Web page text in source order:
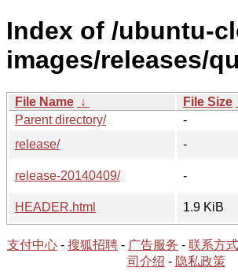
Index of /ubuntu-
images/releases/
File Name ↓ File Size
Parent directory/
-
release/
-
release-20140409/
-
HEADER.html
1.9 KiB
支付中心 - 搜狐招聘 - 广告服务 - 联系方式
司介绍 - 隐私政策